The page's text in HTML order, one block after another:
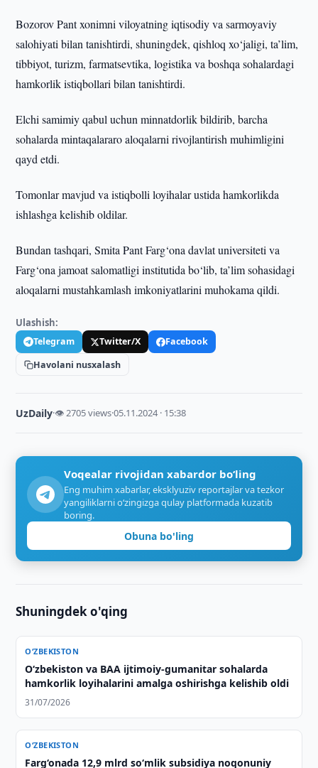
Bozorov Pant xonimni viloyatning iqtisodiy va sarmoyaviy
salohiyati bilan tanishtirdi, shuningdek, qishloq xo‘jaligi, ta’lim,
tibbiyot, turizm, farmatsevtika, logistika va boshqa sohalardagi
hamkorlik istiqbollari bilan tanishtirdi.
Elchi samimiy qabul uchun minnatdorlik bildirib, barcha
sohalarda mintaqalararo aloqalarni rivojlantirish muhimligini
qayd etdi.
Tomonlar mavjud va istiqbolli loyihalar ustida hamkorlikda
ishlashga kelishib oldilar.
Bundan tashqari, Smita Pant Farg‘ona davlat universiteti va
Farg‘ona jamoat salomatligi institutida bo‘lib, ta’lim sohasidagi
aloqalarni mustahkamlash imkoniyatlarini muhokama qildi.
Ulashish:
Telegram Twitter/X
Facebook
Havolani nusxalash
UzDaily·👁 2705 views·05.11.2024 · 15:38
Voqealar rivojidan xabardor bo‘ling
Eng muhim xabarlar, eksklyuziv reportajlar va tezkor
yangiliklarni o‘zingizga qulay platformada kuzatib
boring.
Obuna bo'ling
Shuningdek o'qing
O‘ZBEKISTON
O‘zbekiston va BAA ijtimoiy-gumanitar sohalarda
hamkorlik loyihalarini amalga oshirishga kelishib oldi
31/07/2026
O‘ZBEKISTON
Farg‘onada 12,9 mlrd so‘mlik subsidiya noqonuniy